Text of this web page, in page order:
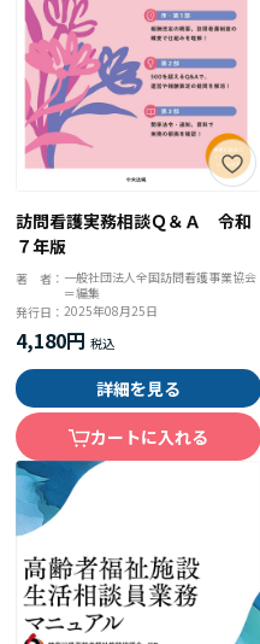
訪問看護実務相談Ｑ＆Ａ 令和
７年版
著 者： 一般社団法人全国訪問看護事業協会
＝編集
発行日：2025年08月25日
4,180円
詳細を見る
カートに入れる